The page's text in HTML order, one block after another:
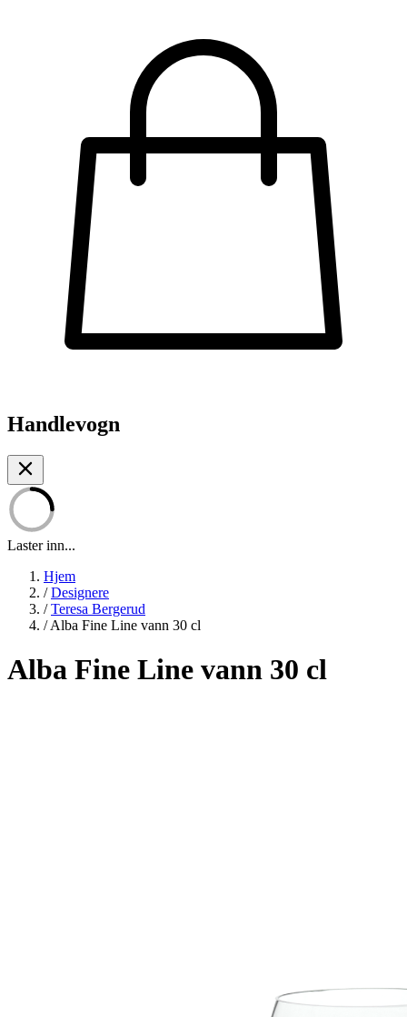
Handlevogn
Laster inn...
Hjem
/ Designere
/ Teresa Bergerud
/ Alba Fine Line vann 30 cl
Alba Fine Line vann 30 cl